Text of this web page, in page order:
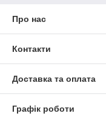
Про нас
Контакти
Доставка та оплата
Графік роботи